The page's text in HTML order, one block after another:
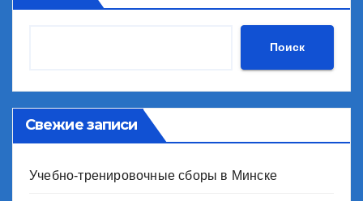
Поиск
Свежие записи
Учебно-тренировочные сборы в Минске